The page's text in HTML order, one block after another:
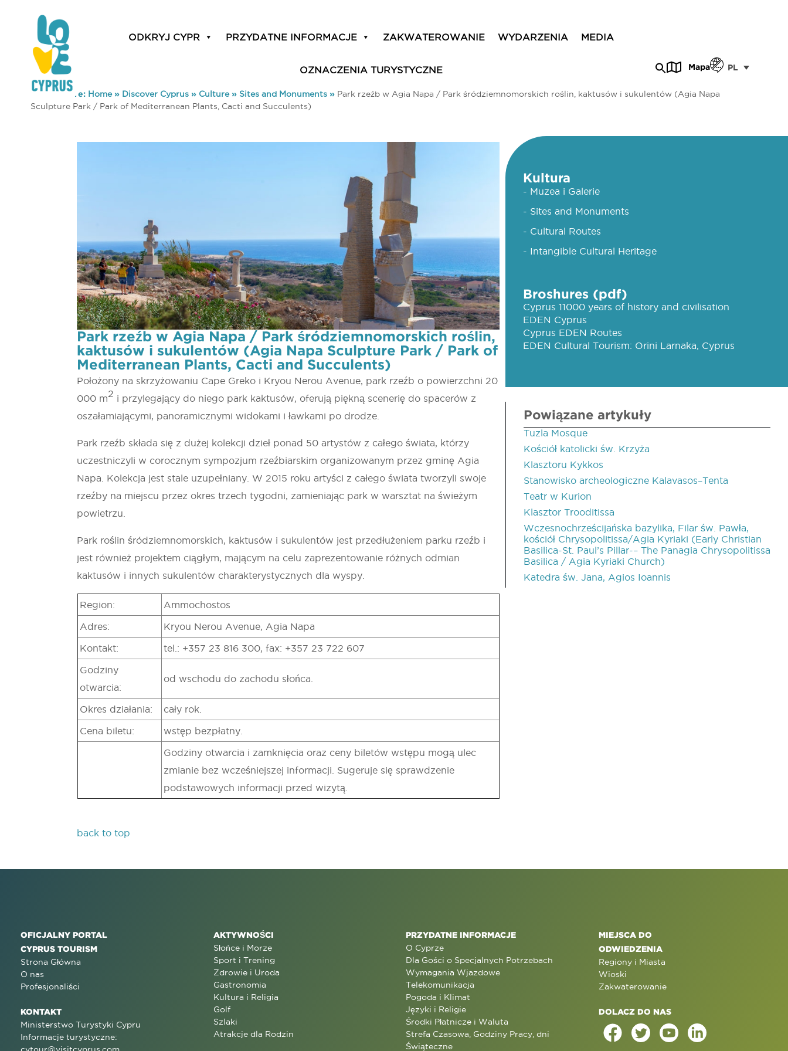
ODKRYJ CYPR PRZYDATNE INFORMACJE ZAKWATEROWANIE WYDARZENIA MEDIA
OZNACZENIA TURYSTYCZNE Mapa PL
You are here: Home» Discover Cyprus » Culture» Sites and Monuments » Park rzeźb w Agia Napa / Park śródziemnomorskich roślin, kaktusów i sukulentów (Agia Napa
Sculpture Park / Park of Mediterranean Plants, Cacti and Succulents)
Park rzeźb w Agia Napa / Park śródziemnomorskich roślin,
kaktusów i sukulentów (Agia Napa Sculpture Park / Park of
Mediterranean Plants, Cacti and Succulents)
Położony na skrzyżowaniu Cape Greko i Kryou Nerou Avenue, park rzeźb o powierzchni 20
000 m2 i przylegający do niego park kaktusów, oferują piękną scenerię do spacerów z
oszałamiającymi, panoramicznymi widokami i ławkami po drodze.
Park rzeźb składa się z dużej kolekcji dzieł ponad 50 artystów z całego świata, którzy
uczestniczyli w corocznym sympozjum rzeźbiarskim organizowanym przez gminę Agia
Napa. Kolekcja jest stale uzupełniany. W 2015 roku artyści z całego świata tworzyli swoje
rzeźby na miejscu przez okres trzech tygodni, zamieniając park w warsztat na świeżym
powietrzu.
Park roślin śródziemnomorskich, kaktusów i sukulentów jest przedłużeniem parku rzeźb i
jest również projektem ciągłym, mającym na celu zaprezentowanie różnych odmian
kaktusów i innych sukulentów charakterystycznych dla wyspy.
Region: Ammochostos
Adres: Kryou Nerou Avenue, Agia Napa
Kontakt: tel.: +357 23 816 300, fax: +357 23 722 607
Godziny
otwarcia:
od wschodu do zachodu słońca.
Okres działania: cały rok.
Cena biletu: wstęp bezpłatny.
Godziny otwarcia i zamknięcia oraz ceny biletów wstępu mogą ulec
zmianie bez wcześniejszej informacji. Sugeruje się sprawdzenie
podstawowych informacji przed wizytą.
back to top
Kultura
- Muzea i Galerie
- Sites and Monuments
- Cultural Routes
- Intangible Cultural Heritage
Broshures (pdf)
Cyprus 11000 years of history and civilisation
EDEN Cyprus
Cyprus EDEN Routes
EDEN Cultural Tourism: Orini Larnaka, Cyprus
Powiązane artykuły
Tuzla Mosque
Kościół katolicki św. Krzyża
Klasztoru Kykkos
Stanowisko archeologiczne Kalavasos–Tenta
Teatr w Kurion
Klasztor Trooditissa
Wczesnochrześcijańska bazylika, Filar św. Pawła,
kościół Chrysopolitissa/Agia Kyriaki (Early Christian
Basilica-St. Paul’s Pillar-– The Panagia Chrysopolitissa
Basilica / Agia Kyriaki Church)
Katedra św. Jana, Agios Ioannis
OFICJALNY PORTAL
CYPRUS TOURISM
Strona Główna
O nas
Profesjonaliści
KONTAKT
Ministerstwo Turystyki Cypru
Informacje turystyczne:
AKTYWNOŚCI
Słońce i Morze
Sport i Trening
Zdrowie i Uroda
Gastronomia
Kultura i Religia
Golf
Szlaki
Atrakcje dla Rodzin
PRZYDATNE INFORMACJE
O Cyprze
Dla Gości o Specjalnych Potrzebach
Wymagania Wjazdowe
Telekomunikacja
Pogoda i Klimat
Języki i Religie
Środki Płatnicze i Waluta
Strefa Czasowa, Godziny Pracy, dni
Świąteczne
MIEJSCA DO
ODWIEDZENIA
Regiony i Miasta
Wioski
Zakwaterowanie
DOLACZ DO NAS